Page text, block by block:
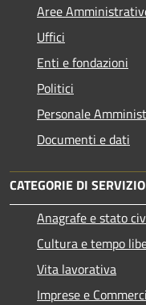
Aree
Uffici
Enti e fondazioni
Politici
Personale
Documenti e dati
CATEGORIE DI SERVIZIO
Anagrafe e stato
Cultura e tempo
Vita lavorativa
Imprese e